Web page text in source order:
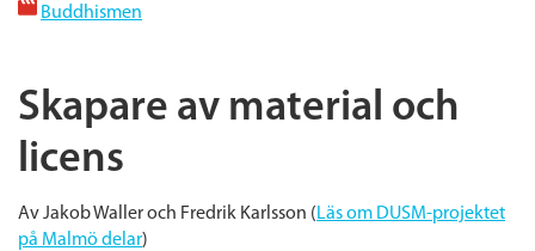
Buddhismen
Skapare av material och
licens
Av Jakob Waller och Fredrik Karlsson (Läs om DUSM-projektet
på Malmö delar)